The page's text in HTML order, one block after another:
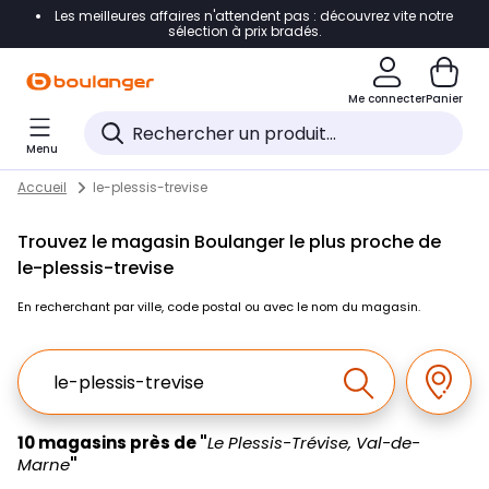
Accéder directement à la navigation
Accéder directement au pied de page
Accéder directement au chatbot
Les meilleures affaires n'attendent pas : découvrez vite notre
sélection à prix bradés.
Me connecterPanier
Menu
Skip to content
Return to Nav
Accueil le-plessis-trevise
Trouvez le magasin Boulanger le plus proche de
le-plessis-trevise
En recherchant par ville, code postal ou avec le nom du magasin.
Ville, Region, Code postal ou Ville & Pays
Effectuer la
10 magasins près de "Le Plessis-Trévise, Val-de-
Marne"